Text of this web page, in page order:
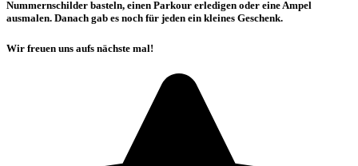
Nummernschilder basteln, einen Parkour erledigen oder eine Ampel
ausmalen. Danach gab es noch für jeden ein kleines Geschenk.
Wir freuen uns aufs nächste mal!